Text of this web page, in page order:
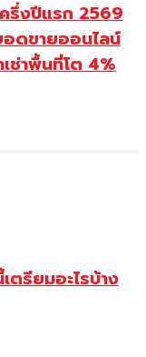
รึ่งปีแรก 2569
ดขายออนไลน์
ช่าพื้นที่โต 4%
ตรียมอะไรบ้าง